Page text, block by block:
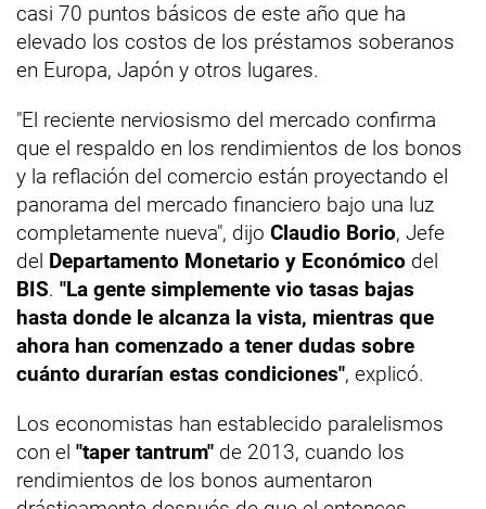
casi 70 puntos básicos de este año que ha
elevado los costos de los préstamos soberanos
en Europa, Japón y otros lugares.
"El reciente nerviosismo del mercado confirma
que el respaldo en los rendimientos de los bonos
y la reflación del comercio están proyectando el
panorama del mercado financiero bajo una luz
completamente nueva", dijo Claudio Borio, Jefe
del Departamento Monetario y Económico del
BIS. "La gente simplemente vio tasas bajas
hasta donde le alcanza la vista, mientras que
ahora han comenzado a tener dudas sobre
cuánto durarían estas condiciones", explicó.
Los economistas han establecido paralelismos
con el "taper tantrum" de 2013, cuando los
rendimientos de los bonos aumentaron